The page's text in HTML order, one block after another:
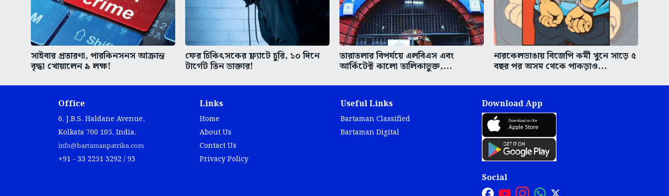
সাইবার প্রতারণা, পারকিনসনস আক্রান্ত
বৃদ্ধা খোয়ালেন ৯ লক্ষ!
ফের চিকিৎসকের ফ্ল্যাটে চুরি, ১০ দিনে
টার্গেট তিন ডাক্তার!
তারাতলার বিপর্যয়ে এলবিএস এবং
আর্কিটেক্ট কালো তালিকাভুক্ত,...
নারকেলডাঙায় বিজেপি কর্মী খুনে সাড়ে ৫
বছর পর অসম থেকে পাকড়াও...
Office
6, J.B.S. Haldane Avenue,
Kolkata 700 105, India.
info@bartamanpatrika.com
+91 - 33 2251 3292 / 93
Links
Home
About Us
Contact Us
Privacy Policy
Useful Links
Bartaman Classified
Bartaman Digital
Download App
Social